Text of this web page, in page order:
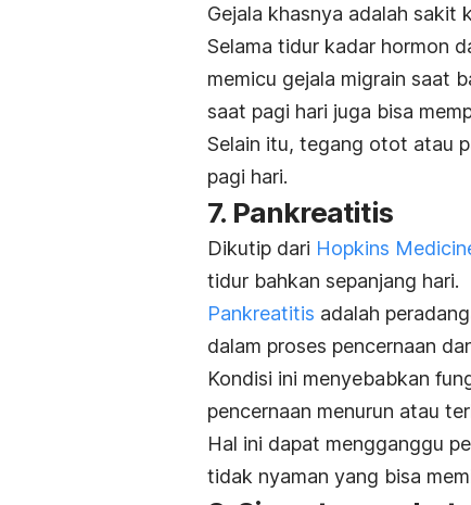
Gejala khasnya adalah sakit
Selama tidur kadar hormon
memicu gejala migrain saat
saat pagi hari juga bisa
Selain itu, tegang otot atau
pagi hari.
7. Pankreatitis
Dikutip dari Hopkins
tidur bahkan sepanjang hari.
Pankreatitis adalah
dalam proses pencernaan
Kondisi ini menyebabkan
pencernaan menurun atau
Hal ini dapat mengganggu
tidak nyaman yang bisa